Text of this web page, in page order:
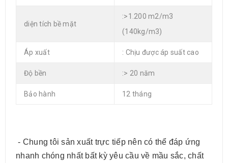
diện tích bề mặt
:>1.200 m2/m3
(140kg/m3)
Áp xuất : Chịu được áp suất cao
Độ bền :> 20 năm
Bảo hành 12 tháng
- Chung tôi sản xuất trực tiếp nên có thể đáp ứng
nhanh chóng nhất bất kỳ yêu cầu về mầu sắc, chất